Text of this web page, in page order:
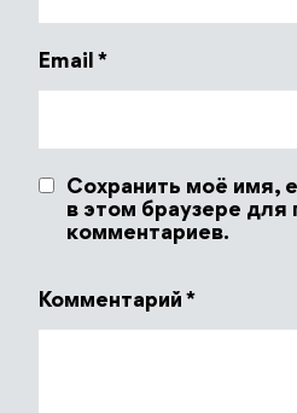
Email *
Сохранить моё имя,
в этом браузере
комментариев.
Комментарий *